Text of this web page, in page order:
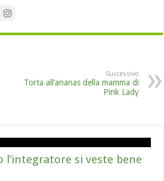
Successivo
Torta all’ananas della mamma di
Pink Lady
l’integratore si veste bene